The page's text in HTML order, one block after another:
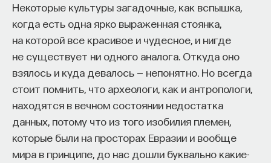
Некоторые культуры загадочные, как вспышка,
когда есть одна ярко выраженная стоянка,
на которой все красивое и чудесное, и нигде
не существует ни одного аналога. Откуда оно
взялось и куда девалось — непонятно. Но всегда
стоит помнить, что археологи, как и антропологи,
находятся в вечном состоянии недостатка
данных, потому что из того изобилия племен,
которые были на просторах Евразии и вообще
мира в принципе, до нас дошли буквально какие-
переменчивой: два брака, множество подруг
и возлюбленных, перемены мест, дуэли, изгнания,
почетные ссылки, служба в Толедо секретарем
герцога Альбы, дружба с герцогом Сессой,
участие, хотя и кратковременное, в военных
эскападах империи.
Вместе с тем создается ощущение, что Лопе
де Вега немного сам помогал выращивать миф
о самом себе — миф о страстном